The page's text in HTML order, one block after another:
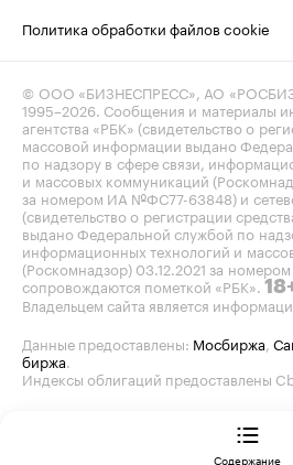
Политика обработки файлов cookie
© ООО «БИЗНЕСПРЕСС», АО
1995–2026 . Сообщения и материалы
агентства «РБК» (свидетельство о
массовой информации выдано
по надзору в сфере связи,
и массовых коммуникаций
за номером ИА №ФС77-63848) и
(свидетельство о регистрации
выдано Федеральной службой по
информационных технологий и
(Роскомнадзор) 03.12.2021 за
сопровождаются пометкой «РБК».
Владельцем сайта является
Данные предоставлены: Мосбиржа
биржа
Индексы облигаций предоставлены
Содержание